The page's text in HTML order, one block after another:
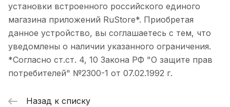
установки встроенного российского единого
магазина приложений RuStore*. Приобретая
данное устройство, вы соглашаетесь с тем, что
уведомлены о наличии указанного ограничения.
*Согласно ст.ст. 4, 10 Закона РФ "О защите прав
потребителей" №2300-1 от 07.02.1992 г.
Назад к списку